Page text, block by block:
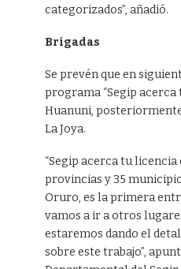
categorizados”, añadió.
Brigadas
Se prevén que en
programa “Segip
Huanuni,
La Joya.
“Segip acerca tu licencia
provincias y 35
Oruro, es la primera
vamos a ir a otros
estaremos dando el
sobre este trabajo”,